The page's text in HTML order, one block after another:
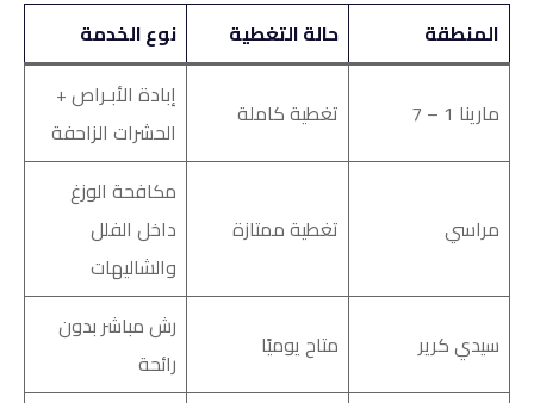
المنطقة حالة التغطية نوع الخدمة
مارينا 1 – 7 تغطية كاملة
إبادة الأبـراص +
الحشرات الزاحفة
مراسي تغطية ممتازة
مكافحة الوزغ
داخل الفلل
والشاليهات
سيدي كرير متاح يوميًا
رش مباشر بدون
رائحة